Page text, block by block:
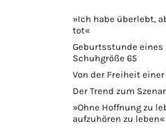
»Ich habe überlebt,
tot«
Geburtsstunde eines
Schuhgröße 65
Von der Freiheit einer
Der Trend zum
»Ohne Hoffnung zu
aufzuhören zu leben«